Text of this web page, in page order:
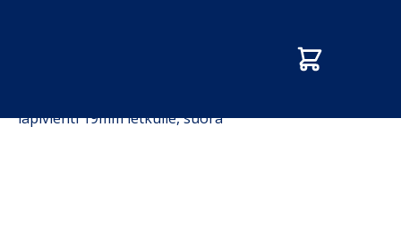
läpivienti 19mm letkulle, suora